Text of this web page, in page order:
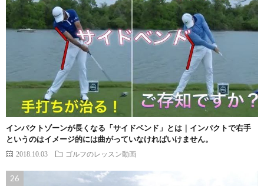
インパクトゾーンが長くなる「サイドベンド」とは｜インパクトで右手
というのはイメージ的には曲がっていなければいけません。
2018.10.03 ゴルフのレッスン動画